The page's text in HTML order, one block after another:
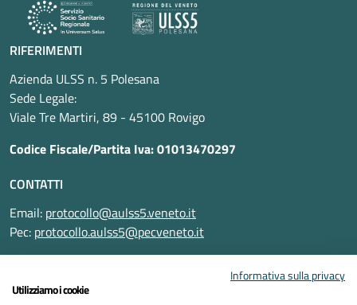
RIFERIMENTI
Azienda ULSS n. 5 Polesana
Sede Legale:
Viale Tre Martiri, 89 - 45100 Rovigo
Codice Fiscale/Partita Iva: 01013470297
CONTATTI
Email: protocollo@aulss5.veneto.it
Pec: protocollo.aulss5@pecveneto.it
Informativa sulla privacy
Utilizziamo i cookie